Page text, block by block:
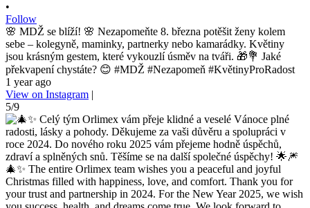
•
Follow
🌸 MDŽ se blíží! 🌸 Nezapomeňte 8. března potěšit ženy kolem
sebe – kolegyně, maminky, partnerky nebo kamarádky. Květiny
jsou krásným gestem, které vykouzlí úsměv na tváři. 🎁💐 Jaké
překvapení chystáte? 😊 #MDŽ #Nezapomeň #KvětinyProRadost
1 year ago
View on Instagram |
5/9